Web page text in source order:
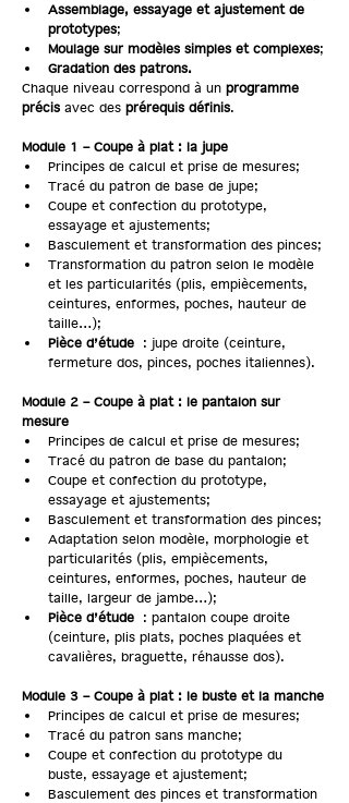
Assemblage, essayage et ajustement de
prototypes;
Moulage sur modèles simples et complexes;
Gradation des patrons.
Chaque niveau correspond à un programme
précis avec des prérequis définis.
Module 1 – Coupe à plat : la jupe
Principes de calcul et prise de mesures;
Tracé du patron de base de jupe;
Coupe et confection du prototype,
essayage et ajustements;
Basculement et transformation des pinces;
Transformation du patron selon le modèle
et les particularités (plis, empiècements,
ceintures, enformes, poches, hauteur de
taille…);
Pièce d’étude : jupe droite (ceinture,
fermeture dos, pinces, poches italiennes).
Module 2 – Coupe à plat : le pantalon sur
mesure
Principes de calcul et prise de mesures;
Tracé du patron de base du pantalon;
Coupe et confection du prototype,
essayage et ajustements;
Basculement et transformation des pinces;
Adaptation selon modèle, morphologie et
particularités (plis, empiècements,
ceintures, enformes, poches, hauteur de
taille, largeur de jambe…);
Pièce d’étude : pantalon coupe droite
(ceinture, plis plats, poches plaquées et
cavalières, braguette, réhausse dos).
Module 3 – Coupe à plat : le buste et la manche
Principes de calcul et prise de mesures;
Tracé du patron sans manche;
Coupe et confection du prototype du
buste, essayage et ajustement;
Basculement des pinces et transformation